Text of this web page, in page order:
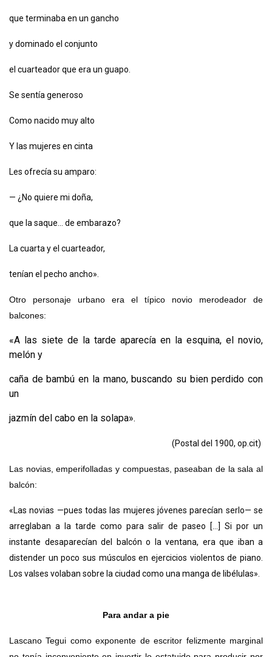
que terminaba en un gancho
y dominado el conjunto
el cuarteador que era un guapo.
Se sentía generoso
Como nacido muy alto
Y las mujeres en cinta
Les ofrecía su amparo:
— ¿No quiere mi doña,
que la saque... de embarazo?
La cuarta y el cuarteador,
tenían el pecho ancho».
Otro personaje urbano era el típico novio merodeador de
balcones:
«A las siete de la tarde aparecía en la esquina, el novio,
melón y
caña de bambú en la mano, buscando su bien perdido con
un
jazmín del cabo en la solapa».
(Postal del 1900, op.cit)
Las novias, emperifolladas y compuestas, paseaban de la sala al
balcón:
«Las novias —pues todas las mujeres jóvenes parecían serlo— se
arreglaban a la tarde como para salir de paseo [...] Si por un
instante desaparecían del balcón o la ventana, era que iban a
distender un poco sus músculos en ejercicios violentos de piano.
Los valses volaban sobre la ciudad como una manga de libélulas».
Para andar a pie
Lascano Tegui como exponente de escritor felizmente marginal